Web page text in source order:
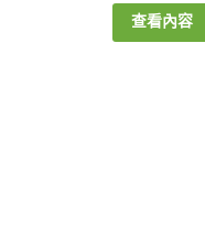
查看內容